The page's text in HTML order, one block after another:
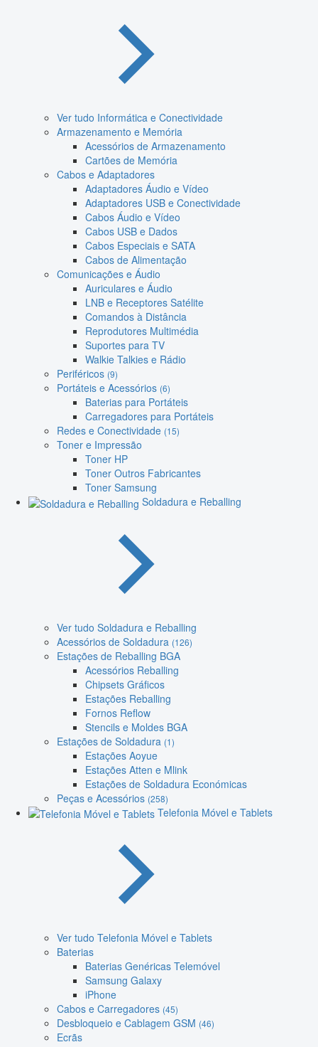
Ver tudo Informática e Conectividade
Armazenamento e Memória
Acessórios de Armazenamento
Cartões de Memória
Cabos e Adaptadores
Adaptadores Áudio e Vídeo
Adaptadores USB e Conectividade
Cabos Áudio e Vídeo
Cabos USB e Dados
Cabos Especiais e SATA
Cabos de Alimentação
Comunicações e Áudio
Auriculares e Áudio
LNB e Receptores Satélite
Comandos à Distância
Reprodutores Multimédia
Suportes para TV
Walkie Talkies e Rádio
Periféricos (9)
Portáteis e Acessórios (6)
Baterias para Portáteis
Carregadores para Portáteis
Redes e Conectividade (15)
Toner e Impressão
Toner HP
Toner Outros Fabricantes
Toner Samsung
Soldadura e Reballing
Ver tudo Soldadura e Reballing
Acessórios de Soldadura (126)
Estações de Reballing BGA
Acessórios Reballing
Chipsets Gráficos
Estações Reballing
Fornos Reflow
Stencils e Moldes BGA
Estações de Soldadura (1)
Estações Aoyue
Estações Atten e Mlink
Estações de Soldadura Económicas
Peças e Acessórios (258)
Telefonia Móvel e Tablets
Ver tudo Telefonia Móvel e Tablets
Baterias
Baterias Genéricas Telemóvel
Samsung Galaxy
iPhone
Cabos e Carregadores (45)
Desbloqueio e Cablagem GSM (46)
Ecrãs